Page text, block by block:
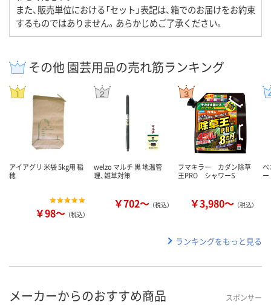
また、販売単位における「セット」表記は、箱でのお届けをお約束
するものではありません。あらかじめご了承ください。
その他 園芸用品の売れ筋ランキング
アイアグリ 米袋 5kg用 稲
穂
￥98～ （税込）
welzo マルチ 黒 地温管
理、雑草対策
￥702～ （税込）
フマキラー カダン除草
王PRO シャワーS
￥3,980～ （税込）
ベ
ー
ランキングをもっと見る
メーカーからのおすすめ商品 スポンサー